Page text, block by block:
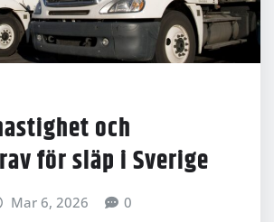
och
för släp i Sverige
Mar 6, 2026 0